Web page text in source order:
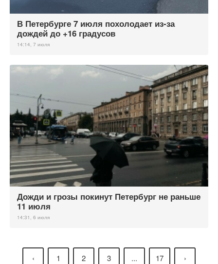
В Петербурге 7 июля похолодает из-за
дождей до +16 градусов
14:14, 7 июля
Дожди и грозы покинут Петербург не раньше
11 июля
14:31, 6 июля
‹ 1 2 3 ... 17 ›